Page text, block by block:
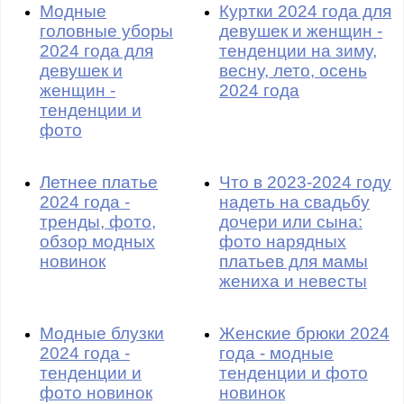
Модные
головные уборы
2024 года для
девушек и
женщин -
тенденции и
фото
Куртки 2024 года для
девушек и женщин -
тенденции на зиму,
весну, лето, осень
2024 года
Летнее платье
2024 года -
тренды, фото,
обзор модных
новинок
Что в 2023-2024 году
надеть на свадьбу
дочери или сына:
фото нарядных
платьев для мамы
жениха и невесты
Модные блузки
2024 года -
тенденции и
фото новинок
Женские брюки 2024
года - модные
тенденции и фото
новинок